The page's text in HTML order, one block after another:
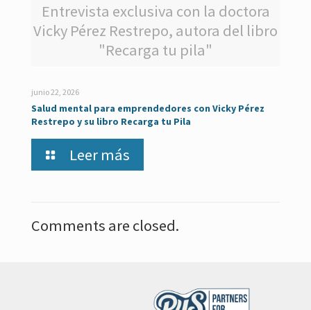
Entrevista exclusiva con la doctora
Vicky Pérez Restrepo, autora del libro
"Recarga tu pila"
junio 22, 2026
Salud mental para emprendedores con Vicky Pérez
Restrepo y su libro Recarga tu Pila
Leer más
Comments are closed.